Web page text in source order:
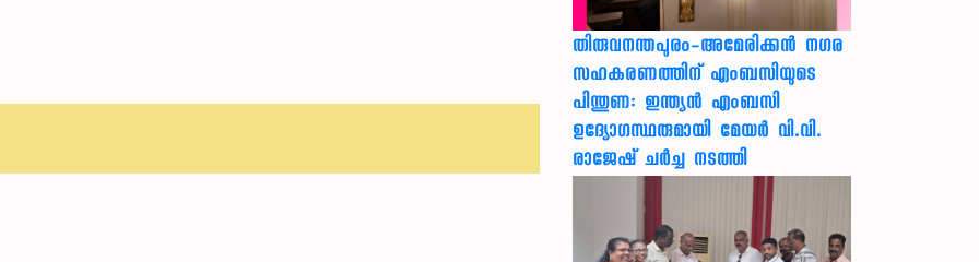
തിരുവനന്തപുരം-അമേരിക്കന്‍ നഗര
സഹകരണത്തിന് എംബസിയുടെ
പിന്തുണ: ഇന്ത്യന്‍ എംബസി
ഉദ്യോഗസ്ഥരുമായി മേയര്‍ വി.വി.
രാജേഷ് ചര്‍ച്ച നടത്തി